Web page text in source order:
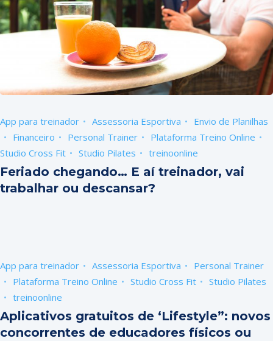
App para treinador Assessoria Esportiva
Envio de Planilhas
Financeiro
Personal Trainer
Plataforma Treino Online
Studio Cross Fit
Studio Pilates treinoonline
Feriado chegando… E aí treinador, vai
trabalhar ou descansar?
App para treinador Assessoria Esportiva
Personal Trainer
Plataforma Treino Online
Studio Cross Fit
Studio Pilates
treinoonline
Aplicativos gratuitos de ‘Lifestyle”: novos
concorrentes de educadores físicos ou